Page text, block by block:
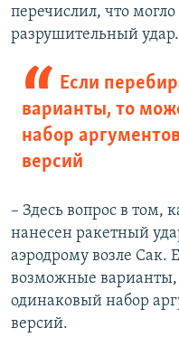
перечислил, что
разрушительный удар.
Если
варианты, то
набор
версий
– Здесь вопрос в том,
нанесен ракетный
аэродрому возле Сак.
возможные варианты,
одинаковый набор
версий.